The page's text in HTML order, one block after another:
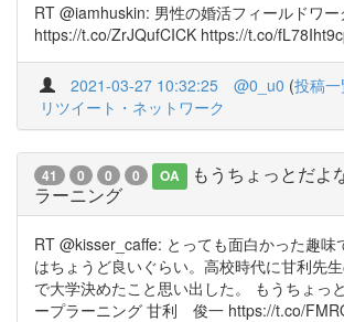
RT @iamhuskin: 男性の婚活フィールドワ
https://t.co/ZrJQufCICK https://t.co/
2021-03-27 10:32:25 @0_u0 (投稿
リツイート・ネットワーク
41 0 0 0 OA
もうちょっとだよ
ラーニング
RT @kisser_caffe: とっても面白かった趣味
はちょうど良いぐらい。高校時代に甘利先
で大学決めたこと思い出した。 もうちょっ
ープラーニング 甘利 俊一 https://t.co/